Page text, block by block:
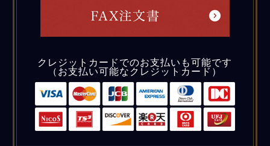
クレジットカードでのお支払いも可能です
（お支払い可能なクレジットカード）